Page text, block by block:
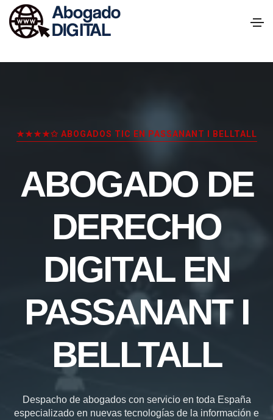
★★★★✩ ABOGADOS TIC EN PASSANANT I BELLTALL
ABOGADO DE
DERECHO
DIGITAL EN
PASSANANT I
BELLTALL
Despacho de abogados con servicio en toda España
especializado en nuevas tecnologías de la información e